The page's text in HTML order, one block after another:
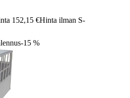
152,15 €Hinta ilman S-
-15 %